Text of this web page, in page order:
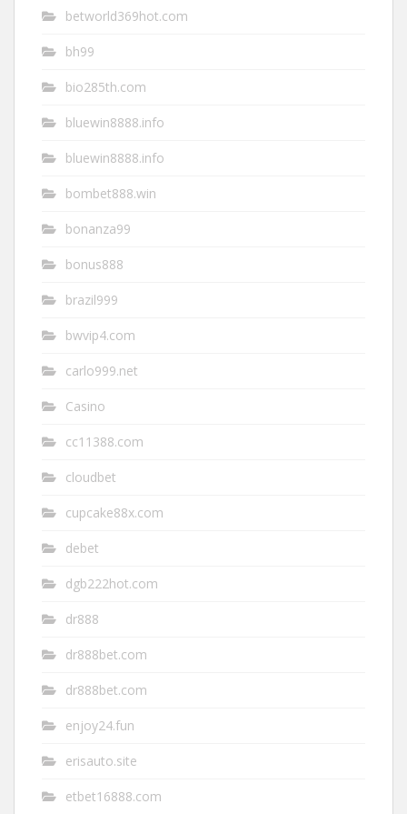
betworld369hot.com
bh99
bio285th.com
bluewin8888.info
bluewin8888.info
bombet888.win
bonanza99
bonus888
brazil999
bwvip4.com
carlo999.net
Casino
cc11388.com
cloudbet
cupcake88x.com
debet
dgb222hot.com
dr888
dr888bet.com
dr888bet.com
enjoy24.fun
erisauto.site
etbet16888.com